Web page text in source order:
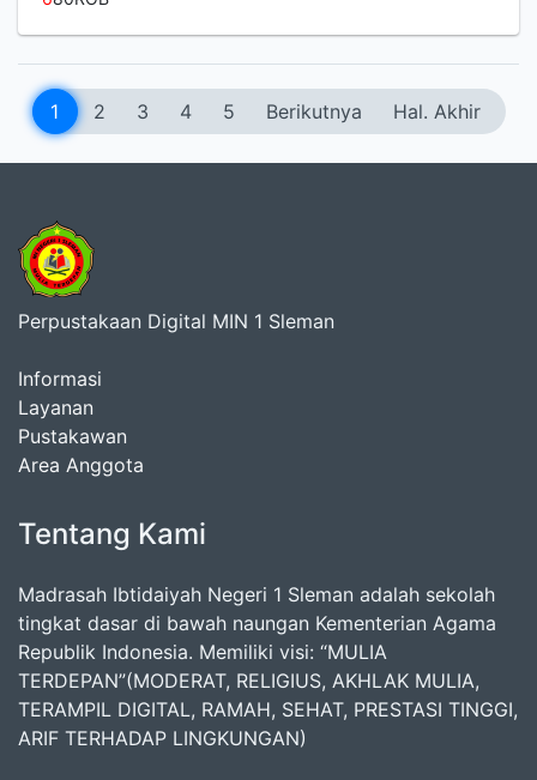
1 2 3 4 5 Berikutnya Hal. Akhir
Perpustakaan Digital MIN 1 Sleman
Informasi
Layanan
Pustakawan
Area Anggota
Tentang Kami
Madrasah Ibtidaiyah Negeri 1 Sleman adalah sekolah
tingkat dasar di bawah naungan Kementerian Agama
Republik Indonesia. Memiliki visi: “MULIA
TERDEPAN”(MODERAT, RELIGIUS, AKHLAK MULIA,
TERAMPIL DIGITAL, RAMAH, SEHAT, PRESTASI TINGGI,
ARIF TERHADAP LINGKUNGAN)